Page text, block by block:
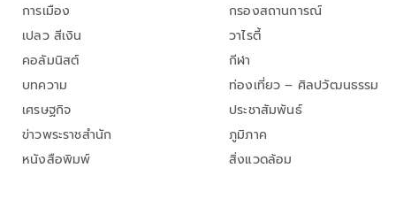
การเมือง
เปลว สีเงิน
คอลัมนิสต์
บทความ
เศรษฐกิจ
ข่าวพระราชสำนัก
หนังสือพิมพ์
กรองสถานการณ์
วาไรตี้
กีฬา
ท่องเที่ยว – ศิลปวัฒนธรรม
ประชาสัมพันธ์
ภูมิภาค
สิ่งแวดล้อม